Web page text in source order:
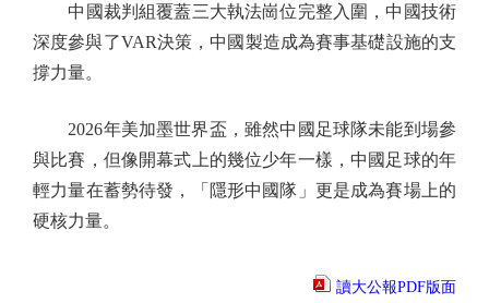
中國裁判組覆蓋三大執法崗位完整入圍，中國技術
深度參與了VAR決策，中國製造成為賽事基礎設施的支
撐力量。
2026年美加墨世界盃，雖然中國足球隊未能到場參
與比賽，但像開幕式上的幾位少年一樣，中國足球的年
輕力量在蓄勢待發，「隱形中國隊」更是成為賽場上的
硬核力量。
讀大公報PDF版面